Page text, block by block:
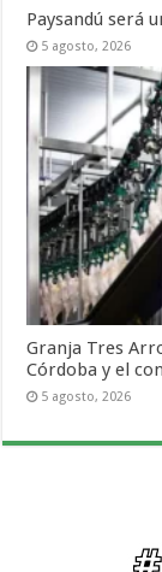
Paysandú será
5 agosto, 2026
Granja Tres
Córdoba y el
5 agosto, 2026